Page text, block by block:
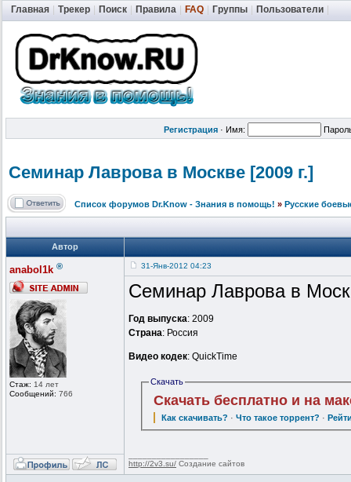
Главная Трекер Поиск Правила FAQ Группы Пользователи
Регистрация · Имя:
Семинар Лаврова в Москве [2009 г.]
Список форумов Dr.Know - Знания в помощь! » Русские
Автор
anabol1k ®
Стаж: 14 лет
Сообщений: 766
31-Янв-2012 04:23
Семинар Лаврова в
Год выпуска: 2009
Страна: Россия
Видео кодек: QuickTime
Скачать
Скачать бесплатно и на
Как скачивать? ·Что такое торрент? ·
http://2v3.su/ Создание сайтов